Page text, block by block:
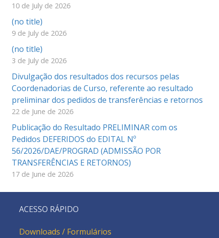
10 de July de 2026
(no title)
9 de July de 2026
(no title)
3 de July de 2026
Divulgação dos resultados dos recursos pelas
Coordenadorias de Curso, referente ao resultado
preliminar dos pedidos de transferências e retornos
22 de June de 2026
Publicação do Resultado PRELIMINAR com os
Pedidos DEFERIDOS do EDITAL Nº
56/2026/DAE/PROGRAD (ADMISSÃO POR
TRANSFERÊNCIAS E RETORNOS)
17 de June de 2026
ACESSO RÁPIDO
Downloads / Formulários